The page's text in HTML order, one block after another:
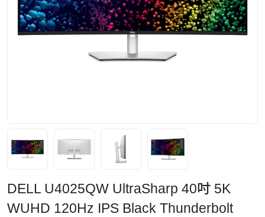
DELL U4025QW UltraSharp 40吋 5K
WUHD 120Hz IPS Black Thunderbolt